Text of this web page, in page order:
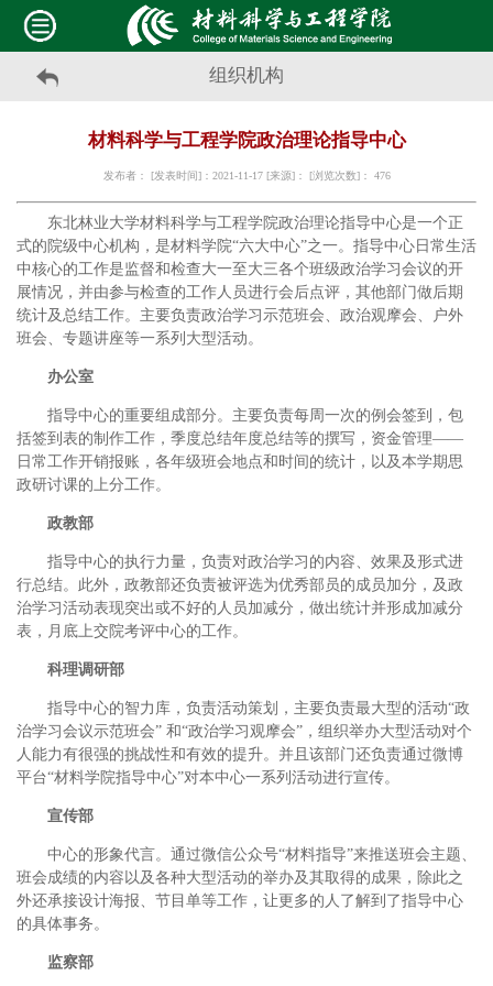
组织机构
材料科学与工程学院政治理论指导中心
发布者： [发表时间]：2021-11-17 [来源]： [浏览次数]： 476
东北林业大学材料科学与工程学院政治理论指导中心是一个正
式的院级中心机构，是材料学院“六大中心”之一。指导中心日常生活
中核心的工作是监督和检查大一至大三各个班级政治学习会议的开
展情况，并由参与检查的工作人员进行会后点评，其他部门做后期
统计及总结工作。主要负责政治学习示范班会、政治观摩会、户外
班会、专题讲座等一系列大型活动。
办公室
指导中心的重要组成部分。主要负责每周一次的例会签到，包
括签到表的制作工作，季度总结年度总结等的撰写，资金管理――
日常工作开销报账，各年级班会地点和时间的统计，以及本学期思
政研讨课的上分工作。
政教部
指导中心的执行力量，负责对政治学习的内容、效果及形式进
行总结。此外，政教部还负责被评选为优秀部员的成员加分，及政
治学习活动表现突出或不好的人员加减分，做出统计并形成加减分
表，月底上交院考评中心的工作。
科理调研部
指导中心的智力库，负责活动策划，主要负责最大型的活动“政
治学习会议示范班会” 和“政治学习观摩会”，组织举办大型活动对个
人能力有很强的挑战性和有效的提升。并且该部门还负责通过微博
平台“材料学院指导中心”对本中心一系列活动进行宣传。
宣传部
中心的形象代言。通过微信公众号“材料指导”来推送班会主题、
班会成绩的内容以及各种大型活动的举办及其取得的成果，除此之
外还承接设计海报、节目单等工作，让更多的人了解到了指导中心
的具体事务。
监察部